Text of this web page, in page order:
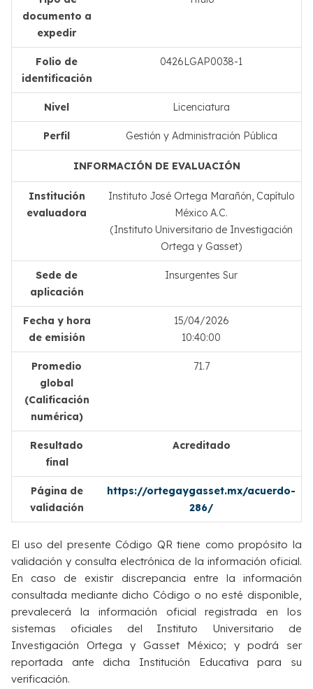
documento a
expedir
Folio de
identificación
0426LGAP0038-1
Nivel Licenciatura
Perfil Gestión y Administración Pública
INFORMACIÓN DE EVALUACIÓN
Institución
evaluadora
Instituto José Ortega Marañón, Capítulo
México A.C.
(Instituto Universitario de Investigación
Ortega y Gasset)
Sede de
aplicación
Insurgentes Sur
Fecha y hora
de emisión
15/04/2026
10:40:00
Promedio
global
(Calificación
numérica)
71.7
Resultado
final
Acreditado
Página de
validación
https://ortegaygasset.mx/acuerdo-
286/
El uso del presente Código QR tiene como propósito la
validación y consulta electrónica de la información oficial.
En caso de existir discrepancia entre la información
consultada mediante dicho Código o no esté disponible,
prevalecerá la información oficial registrada en los
sistemas oficiales del Instituto Universitario de
Investigación Ortega y Gasset México; y podrá ser
reportada ante dicha Institución Educativa para su
verificación.